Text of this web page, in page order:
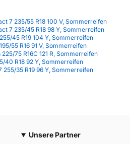
7 235/55 R18 100 V, Sommerreifen
7 235/45 R18 98 Y, Sommerreifen
45 R19 104 Y, Sommerreifen
55 R16 91 V, Sommerreifen
75 R16C 121 R, Sommerreifen
40 R18 92 Y, Sommerreifen
35 R19 96 Y, Sommerreifen
Unsere Partner